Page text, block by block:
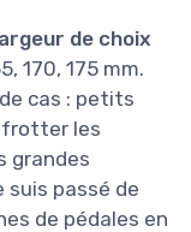
de choix
170, 175 mm.
cas : petits
frotter les
grandes
suis passé de
de pédales en